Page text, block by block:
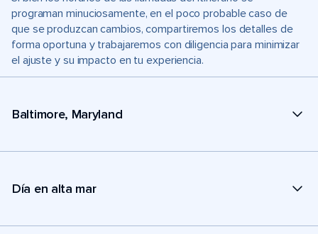
programan minuciosamente, en el poco probable caso de
que se produzcan cambios, compartiremos los detalles de
forma oportuna y trabajaremos con diligencia para minimizar
el ajuste y su impacto en tu experiencia.
Baltimore, Maryland
Día en alta mar